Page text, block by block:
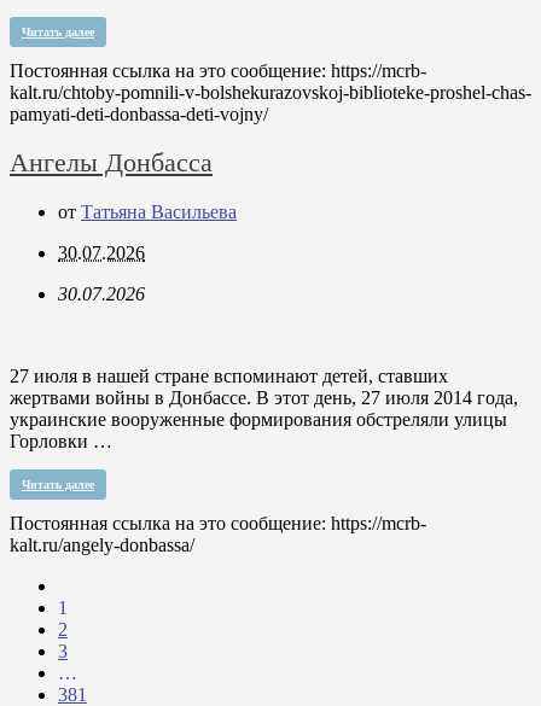
Читать далее
Постоянная ссылка на это сообщение: https://mcrb-
kalt.ru/chtoby-pomnili-v-bolshekurazovskoj-biblioteke-proshel-chas-
pamyati-deti-donbassa-deti-vojny/
Ангелы Донбасса
от Татьяна Васильева
30.07.2026
30.07.2026
27 июля в нашей стране вспоминают детей, ставших
жертвами войны в Донбассе. В этот день, 27 июля 2014 года,
украинские вооруженные формирования обстреляли улицы
Горловки …
Читать далее
Постоянная ссылка на это сообщение: https://mcrb-
kalt.ru/angely-donbassa/
1
2
3
…
381